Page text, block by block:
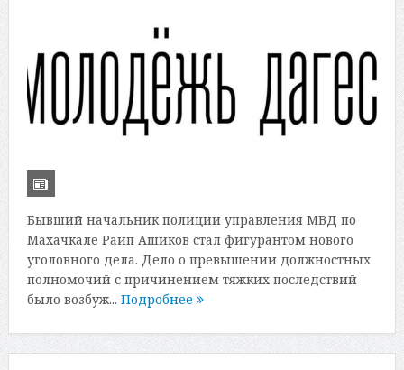
Бывший начальник полиции управления МВД по
Махачкале Раип Ашиков стал фигурантом нового
уголовного дела. Дело о превышении должностных
полномочий с причинением тяжких последствий
было возбуж... Подробнее